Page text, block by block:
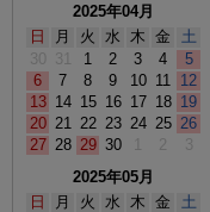
2025年04月
日
月 火 水 木 金
土
30
31 1 2 3 4
5
6
7 8 9 10 11 12
13 14 15 16 17 18 19
20 21 22 23 24 25 26
27 28 29 30 1 2
3
2025年05月
日
月 火 水 木 金
土